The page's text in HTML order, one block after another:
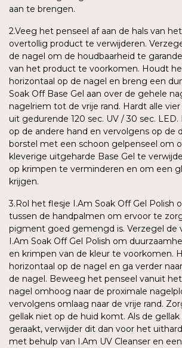
aan te brengen.
2.Veeg het penseel af aan de hals van
overtollig product te verwijderen.
de nagel om de houdbaarheid te
van het product te voorkomen. Houdt
horizontaal op de nagel en breng een
Soak Off Base Gel aan over de gehele
nagelriem tot de vrije rand. Hardt alle
uit gedurende 120 sec. UV / 30 sec.
op de andere hand en vervolgens op de
borstel met een schoon gelpenseel om
kleverige uitgeharde Base Gel te
op krimpen te verminderen en om een
krijgen.
3.Rol het flesje I.Am Soak Off Gel Polish
tussen de handpalmen om ervoor te
pigment goed gemengd is. Verzegel de
I.Am Soak Off Gel Polish om
en krimpen van de kleur te voorkomen.
horizontaal op de nagel en ga verder
de nagel. Beweeg het penseel vanuit
nagel omhoog naar de proximale
vervolgens omlaag naar de vrije rand.
gellak niet op de huid komt. Als de
geraakt, verwijder dit dan voor het
met behulp van I.Am UV Cleanser en